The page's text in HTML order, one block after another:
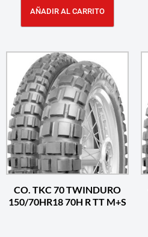
AÑADIR AL CARRITO
CO. TKC 70 TWINDURO
150/70HR18 70H R TT M+S